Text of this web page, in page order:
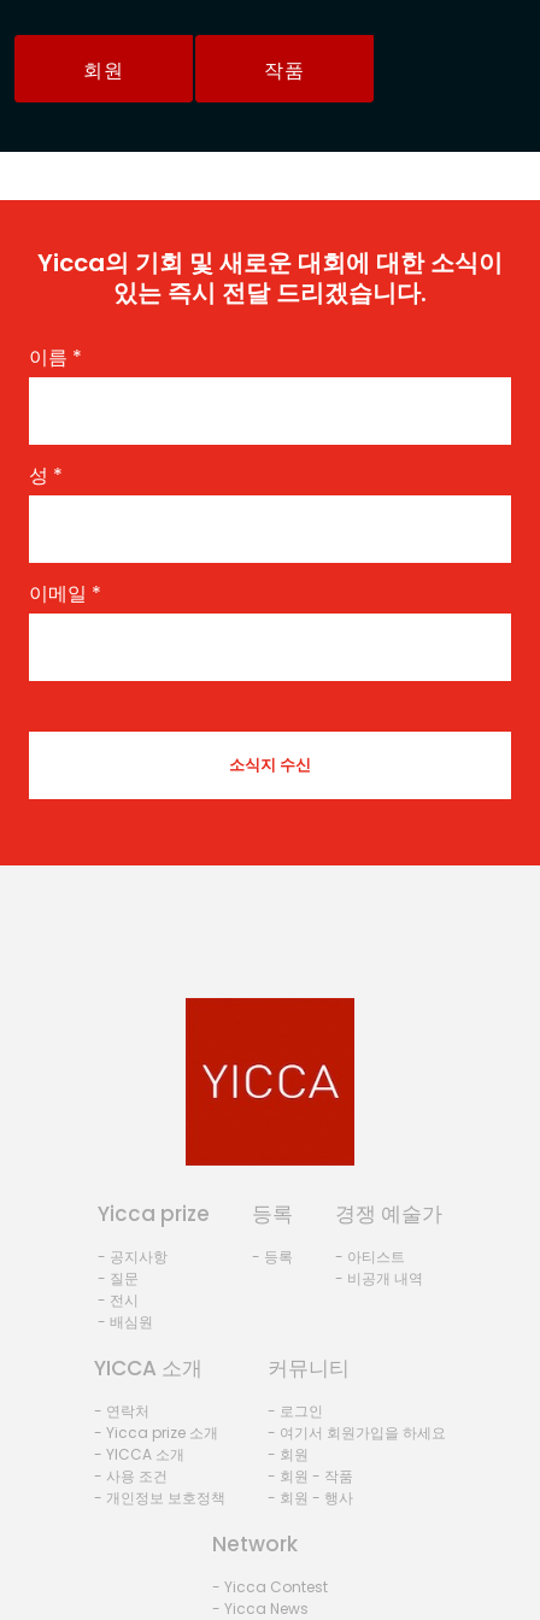
회원 작품
Yicca의 기회 및 새로운 대회에 대한 소식이
있는 즉시 전달 드리겠습니다.
이름 *
성 *
이메일 *
Yicca prize
- 공지사항
- 질문
- 전시
- 배심원
등록
- 등록
경쟁 예술가
- 아티스트
- 비공개 내역
YICCA 소개
- 연락처
- Yicca prize 소개
- YICCA 소개
- 사용 조건
- 개인정보 보호정책
커뮤니티
- 로그인
- 여기서 회원가입을 하세요
- 회원
- 회원 - 작품
- 회원 - 행사
Network
- Yicca Contest
- Yicca News